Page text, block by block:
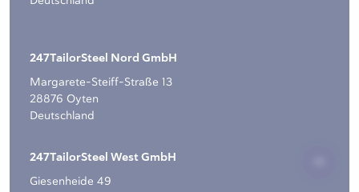
247TailorSteel Nord GmbH
Margarete-Steiff-Straße 13
28876 Oyten
Deutschland
247TailorSteel West GmbH
Giesenheide 49